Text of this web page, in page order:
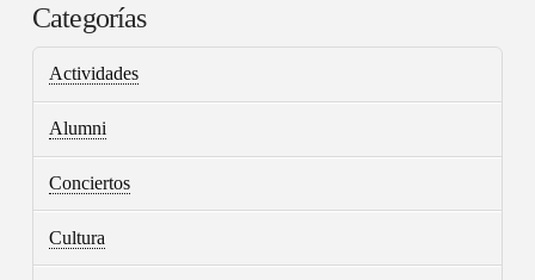
Categorías
Actividades
Alumni
Conciertos
Cultura